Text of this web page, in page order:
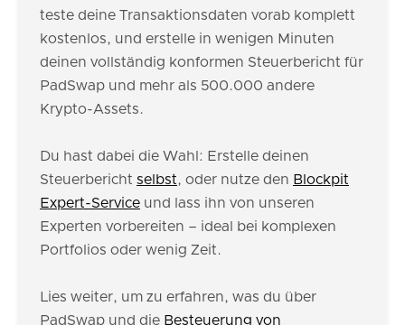
teste deine Transaktionsdaten vorab komplett
kostenlos, und erstelle in wenigen Minuten
deinen vollständig konformen Steuerbericht für
PadSwap und mehr als 500.000 andere
Krypto-Assets.
Du hast dabei die Wahl: Erstelle deinen
Steuerbericht selbst, oder nutze den Blockpit
Expert-Service und lass ihn von unseren
Experten vorbereiten – ideal bei komplexen
Portfolios oder wenig Zeit.
Lies weiter, um zu erfahren, was du über
PadSwap und die Besteuerung von